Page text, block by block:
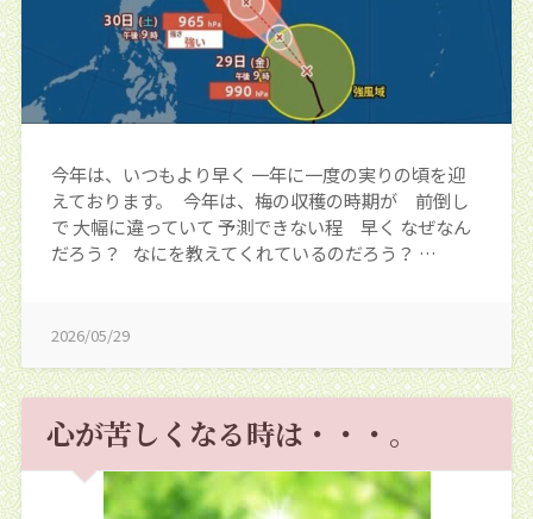
今年は、いつもより早く 一年に一度の実りの頃を迎
えております。 今年は、梅の収穫の時期が 前倒し
で 大幅に違っていて 予測できない程 早く なぜなん
だろう？ なにを教えてくれているのだろう？ …
2026/05/29
心が苦しくなる時は・・・。